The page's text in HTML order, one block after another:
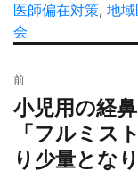
者
稿
日:
テ
医師偏在対策, 地
会
稿
ナ
ビ
ゲ
前
過
去
の
投
小児用の経
「フルミス
り少量とな